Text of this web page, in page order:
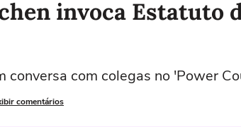
invoca Estatuto
conversa com colegas no 'Power
comentários